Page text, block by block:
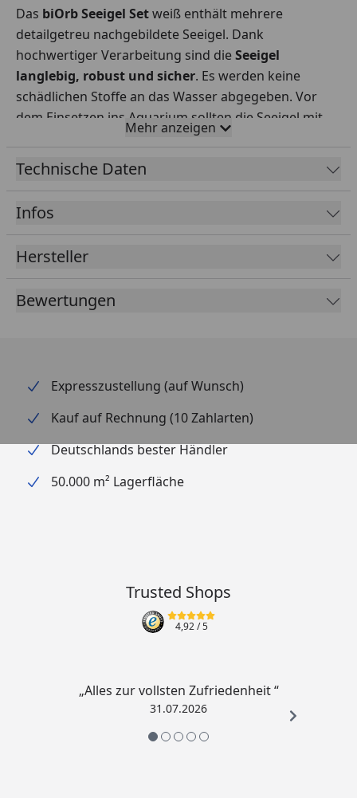
Das biOrb Seeigel Setweiß enthält mehrere
detailgetreu nachgebildete Seeigel. Dank
hochwertiger Verarbeitung sind dieSeeigel
langlebig, robust und sicher. Es werden keine
schädlichen Stoffe an das Wasser abgegeben. Vor
dem Einsetzen ins Aquarium sollten die Seeigel mit
klarem Wasser abgespült werden. Mit dem
weiß setzen Sie brandneue Akzente am
Bodengrund Ihres Beckens und unterstreichen das
Mehr anzeigen
Technische Daten
Infos
Hersteller
Bewertungen
Expresszustellung (auf Wunsch)
Kauf auf Rechnung (10 Zahlarten)
Deutschlands bester Händler
50.000 m² Lagerfläche
Trusted Shops
4,92/ 5
„Alles zur vollsten Zufriedenheit “
31.07.2026